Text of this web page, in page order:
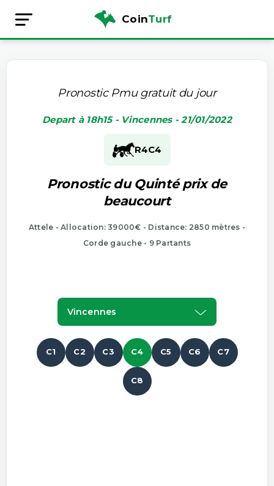
CoinTurf
Pronostic Pmu gratuit du jour
Depart à 18h15 - Vincennes - 21/01/2022
R4C4
Pronostic du Quinté prix de
beaucourt
Attele - Allocation: 39000€ - Distance: 2850 mètres -
Corde gauche - 9 Partants
Vincennes
C1 C2 C3 C4 C5 C6 C7
C8